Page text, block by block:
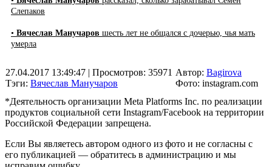
Слепаков
• Вячеслав Манучаров шесть лет не общался с дочерью, чья мать
умерла
27.04.2017 13:49:47 | Просмотров: 35971
Тэги: Вячеслав Манучаров
Автор: Bagirova
Фото: instagram.com
*Деятельность организации Meta Platforms Inc. по реализации
продуктов социальной сети Instagram/Facebook на территории
Российской Федерации запрещена.
Если Вы являетесь автором одного из фото и не согласны с
его публикацией — обратитесь в администрацию и мы